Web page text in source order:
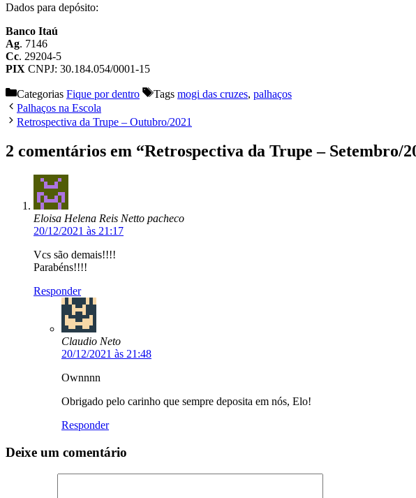
Dados para depósito:
Banco Itaú
Ag. 7146
Cc. 29204-5
PIX CNPJ: 30.184.054/0001-15
Categorias Fique por dentro Tags mogi das cruzes, palhaços
Palhaços na Escola
Retrospectiva da Trupe – Outubro/2021
2 comentários em “Retrospectiva da Trupe – Setembro/
Eloisa Helena Reis Netto pacheco
20/12/2021 às 21:17
Vcs são demais!!!!
Parabéns!!!!
Responder
Claudio Neto
20/12/2021 às 21:48
Ownnnn
Obrigado pelo carinho que sempre deposita em nós, Elo!
Responder
Deixe um comentário